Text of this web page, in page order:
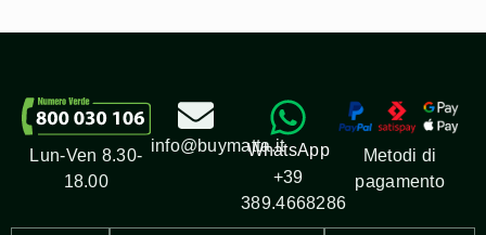
Lun-Ven 8.30-
18.00
info@buymatta.itWhatsApp
+39
389.4668286
Metodi di
pagamento